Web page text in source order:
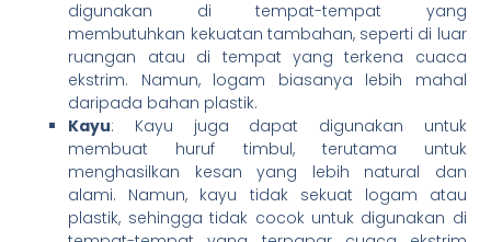
digunakan di tempat-tempat yang
membutuhkan kekuatan tambahan, seperti di luar
ruangan atau di tempat yang terkena cuaca
ekstrim. Namun, logam biasanya lebih mahal
daripada bahan plastik.
Kayu: Kayu juga dapat digunakan untuk
membuat huruf timbul, terutama untuk
menghasilkan kesan yang lebih natural dan
alami. Namun, kayu tidak sekuat logam atau
plastik, sehingga tidak cocok untuk digunakan di